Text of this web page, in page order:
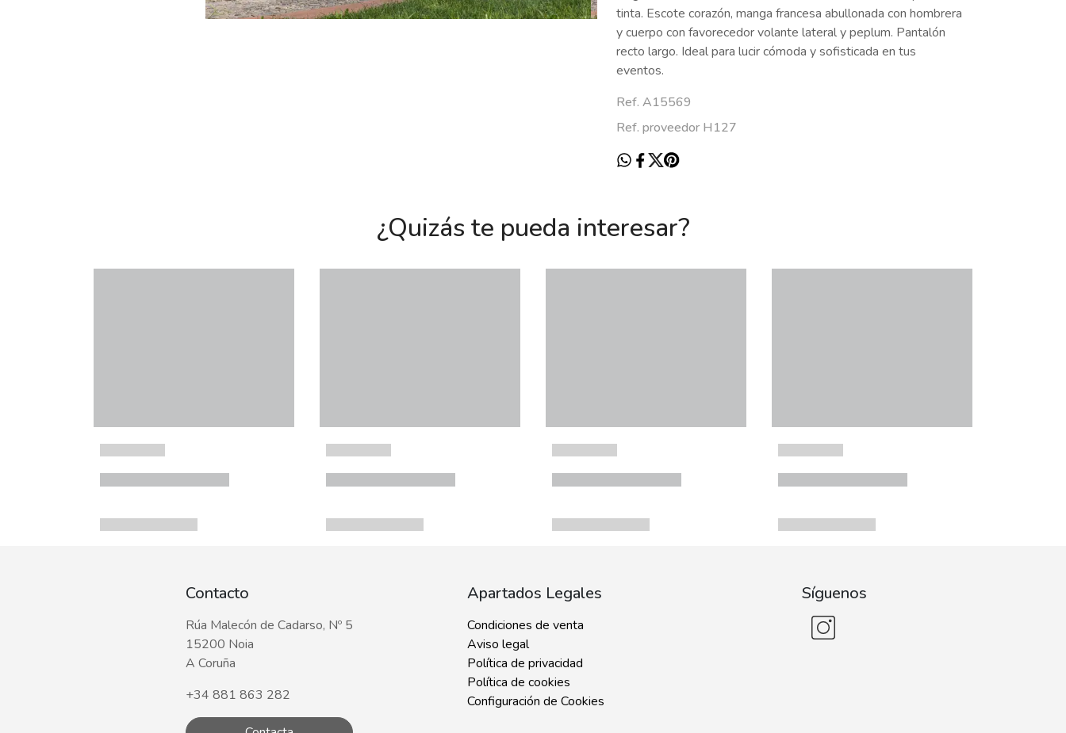
tinta. Escote corazón, manga francesa abullonada con hombrera
y cuerpo con favorecedor volante lateral y peplum. Pantalón
recto largo. Ideal para lucir cómoda y sofisticada en tus
eventos.
Ref. A15569
Ref. proveedor H127
¿Quizás te pueda interesar?
Contacto
Rúa Malecón de Cadarso, Nº 5
15200 Noia
A Coruña
+34 881 863 282
Apartados Legales
Condiciones de venta
Aviso legal
Política de privacidad
Política de cookies
Configuración de Cookies
Síguenos